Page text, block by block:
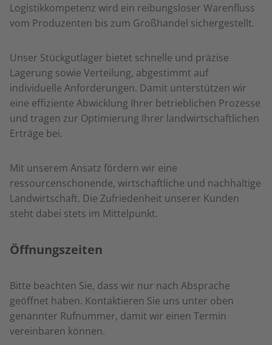
Logistikkompetenz wird ein reibungsloser Warenfluss
vom Produzenten bis zum Großhandel sichergestellt.
Unser Stückgutlager bietet schnelle und präzise
Lagerung sowie Verteilung, abgestimmt auf
individuelle Anforderungen. Damit unterstützen wir
eine effiziente Abwicklung Ihrer betrieblichen Prozesse
und tragen zur Optimierung Ihrer landwirtschaftlichen
Erträge bei.
Mit unserem Ansatz fördern wir eine
ressourcenschonende, wirtschaftliche und nachhaltige
Landwirtschaft. Die Zufriedenheit unserer Kunden
steht dabei stets im Mittelpunkt.
Öffnungszeiten
Bitte beachten Sie, dass wir nur nach Absprache
geöffnet haben. Kontaktieren Sie uns unter oben
genannter Rufnummer, damit wir einen Termin
vereinbaren können.